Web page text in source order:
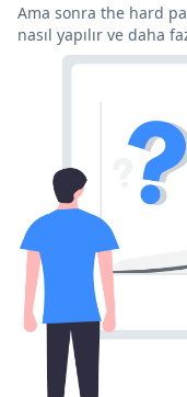
Ama sonra the hard
nasıl yapılır ve daha